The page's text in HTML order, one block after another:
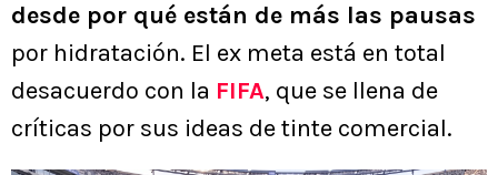
desde por qué están de más las pausas
por hidratación. El ex meta está en total
desacuerdo con la FIFA, que se llena de
críticas por sus ideas de tinte comercial.